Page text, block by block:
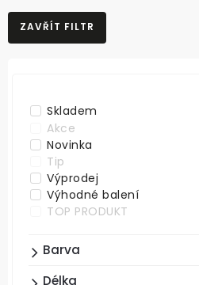
NEJPRODÁVANĚJŠÍ
NEJLEVNĚJŠÍ
ZAVŘÍT FILTR
Skladem
Akce
Novinka
Tip
Výprodej
Výhodné balení
TOP PRODUKT
Barva
Délka